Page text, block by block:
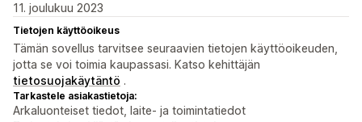
11. joulukuu 2023
Tietojen käyttöoikeus
Tämän sovellus tarvitsee seuraavien tietojen käyttöoikeuden,
jotta se voi toimia kaupassasi. Katso kehittäjän
tietosuojakäytäntö .
Tarkastele asiakastietoja:
Arkaluonteiset tiedot, laite- ja toimintatiedot